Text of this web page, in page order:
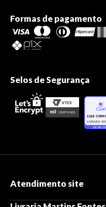
Formas de pagamento
Selos de Segurança
Atendimento site